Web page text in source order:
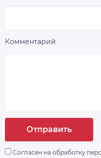
Комментарий
Отправить
Согласен на обработку